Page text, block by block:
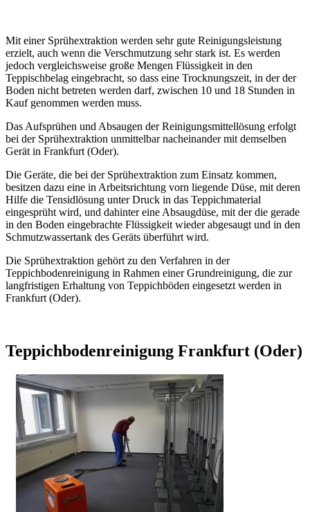
Mit einer Sprühextraktion werden sehr gute Reinigungsleistung
erzielt, auch wenn die Verschmutzung sehr stark ist. Es werden
jedoch vergleichsweise große Mengen Flüssigkeit in den
Teppischbelag eingebracht, so dass eine Trocknungszeit, in der der
Boden nicht betreten werden darf, zwischen 10 und 18 Stunden in
Kauf genommen werden muss.
Das Aufsprühen und Absaugen der Reinigungsmittellösung erfolgt
bei der Sprühextraktion unmittelbar nacheinander mit demselben
Gerät in Frankfurt (Oder).
Die Geräte, die bei der Sprühextraktion zum Einsatz kommen,
besitzen dazu eine in Arbeitsrichtung vorn liegende Düse, mit deren
Hilfe die Tensidlösung unter Druck in das Teppichmaterial
eingesprüht wird, und dahinter eine Absaugdüse, mit der die gerade
in den Boden eingebrachte Flüssigkeit wieder abgesaugt und in den
Schmutzwassertank des Geräts überführt wird.
Die Sprühextraktion gehört zu den Verfahren in der
Teppichbodenreinigung in Rahmen einer Grundreinigung, die zur
langfristigen Erhaltung von Teppichböden eingesetzt werden in
Frankfurt (Oder).
Teppichbodenreinigung Frankfurt (Oder)